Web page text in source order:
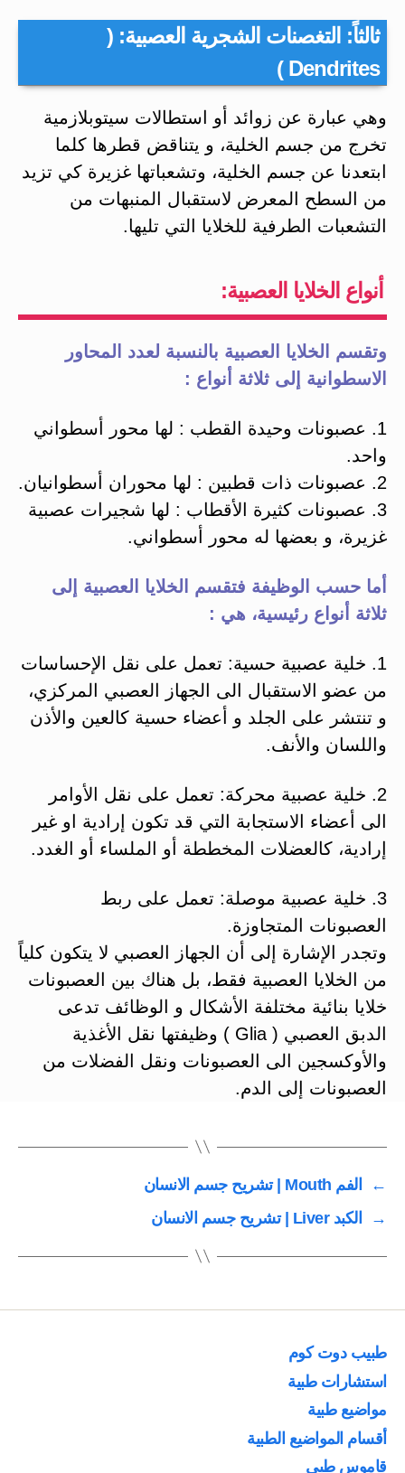
ثالثاً: التغصنات الشجرية العصبية: (
Dendrites )
وهي عبارة عن زوائد أو استطالات سيتوبلازمية
تخرج من جسم الخلية، و يتناقض قطرها كلما
ابتعدنا عن جسم الخلية، وتشعباتها غزيرة كي تزيد
من السطح المعرض لاستقبال المنبهات من
التشعبات الطرفية للخلايا التي تليها.
أنواع الخلايا العصبية:
وتقسم الخلايا العصبية بالنسبة لعدد المحاور
الاسطوانية إلى ثلاثة أنواع :
1. عصبونات وحيدة القطب : لها محور أسطواني
واحد.
2. عصبونات ذات قطبين : لها محوران أسطوانيان.
3. عصبونات كثيرة الأقطاب : لها شجيرات عصبية
غزيرة، و بعضها له محور أسطواني.
أما حسب الوظيفة فتقسم الخلايا العصبية إلى
ثلاثة أنواع رئيسية، هي :
1. خلية عصبية حسية: تعمل على نقل الإحساسات
من عضو الاستقبال الى الجهاز العصبي المركزي،
و تنتشر على الجلد و أعضاء حسية كالعين والأذن
واللسان والأنف.
2. خلية عصبية محركة: تعمل على نقل الأوامر
الى أعضاء الاستجابة التي قد تكون إرادية او غير
إرادية، كالعضلات المخططة أو الملساء أو الغدد.
3. خلية عصبية موصلة: تعمل على ربط
العصبونات المتجاوزة.
وتجدر الإشارة إلى أن الجهاز العصبي لا يتكون كلياً
من الخلايا العصبية فقط، بل هناك بين العصبونات
خلايا بنائية مختلفة الأشكال و الوظائف تدعى
الدبق العصبي ( Glia ) وظيفتها نقل الأغذية
والأوكسجين الى العصبونات ونقل الفضلات من
العصبونات إلى الدم.
←
الفم Mouth | تشريح جسم الانسان
→
الكبد Liver | تشريح جسم الانسان
طبيب دوت كوم
استشارات طبية
مواضيع طبية
أقسام المواضيع الطبية
قاموس طبي